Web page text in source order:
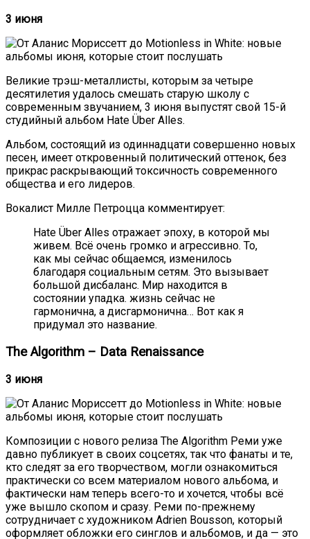
3 июня
Великие трэш-металлисты, которым за четыре
десятилетия удалось смешать старую школу с
современным звучанием, 3 июня выпустят свой 15-й
студийный альбом Hate Über Alles.
Альбом, состоящий из одиннадцати совершенно новых
песен, имеет откровенный политический оттенок, без
прикрас раскрывающий токсичность современного
общества и его лидеров.
Вокалист Милле Петроцца комментирует:
Hate Über Alles отражает эпоху, в которой мы
живем. Всё очень громко и агрессивно. То,
как мы сейчас общаемся, изменилось
благодаря социальным сетям. Это вызывает
большой дисбаланс. Мир находится в
состоянии упадка. жизнь сейчас не
гармонична, а дисгармонична… Вот как я
придумал это название.
The Algorithm – Data Renaissance
3 июня
Композиции с нового релиза The Algorithm Реми уже
давно публикует в своих соцсетях, так что фанаты и те,
кто следят за его творчеством, могли ознакомиться
практически со всем материалом нового альбома, и
фактически нам теперь всего-то и хочется, чтобы всё
уже вышло скопом и сразу. Реми по-прежнему
сотрудничает с художником Adrien Bousson, который
оформляет обложки его синглов и альбомов, и да — это